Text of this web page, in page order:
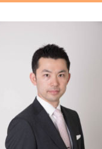
項証明書
要書類
費
申告 しない
確定申告
所得
会計士
豊島区 税理士
税理士
計士
相談
士